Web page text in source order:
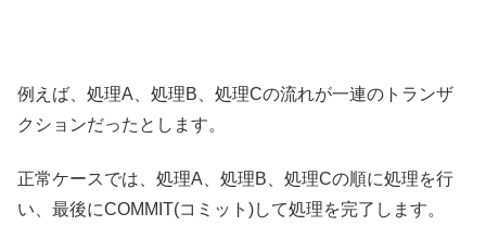
例えば、処理A、処理B、処理Cの流れが一連のトランザ
クションだったとします。
正常ケースでは、処理A、処理B、処理Cの順に処理を行
い、最後にCOMMIT(コミット)して処理を完了します。